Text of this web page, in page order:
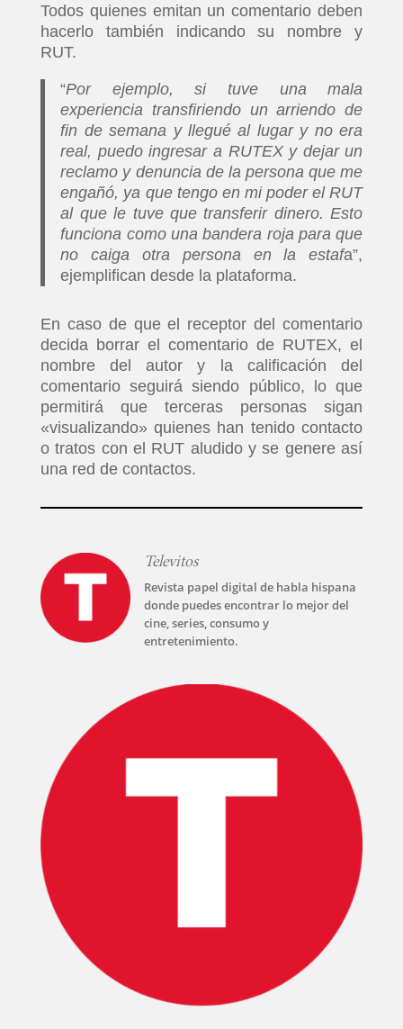
Todos quienes emitan un comentario deben
hacerlo también indicando su nombre y
RUT.
“Por ejemplo, si tuve una mala
experiencia transfiriendo un arriendo de
fin de semana y llegué al lugar y no era
real, puedo ingresar a RUTEX y dejar un
reclamo y denuncia de la persona que me
engañó, ya que tengo en mi poder el RUT
al que le tuve que transferir dinero. Esto
funciona como una bandera roja para que
no caiga otra persona en la estafa”,
ejemplifican desde la plataforma.
En caso de que el receptor del comentario
decida borrar el comentario de RUTEX, el
nombre del autor y la calificación del
comentario seguirá siendo público, lo que
permitirá que terceras personas sigan
«visualizando» quienes han tenido contacto
o tratos con el RUT aludido y se genere así
una red de contactos.
Televitos
Revista papel digital de habla hispana
donde puedes encontrar lo mejor del
cine, series, consumo y
entretenimiento.